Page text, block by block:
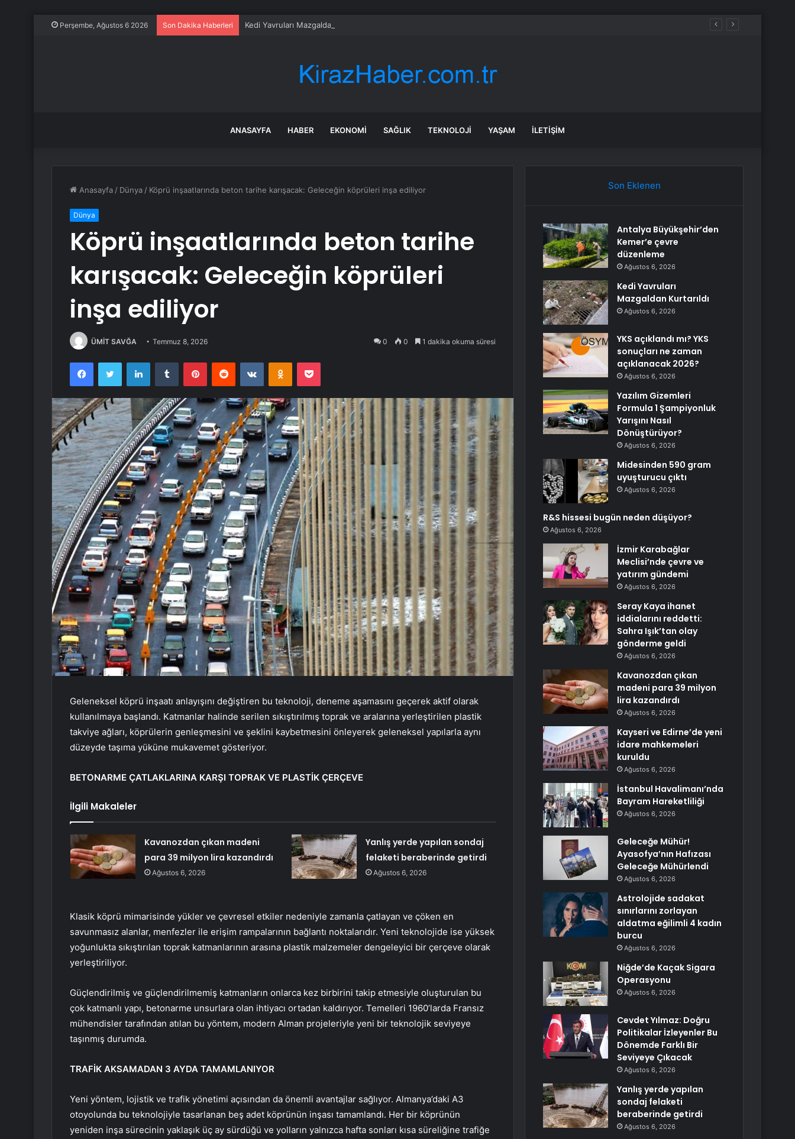
Perşembe, Ağustos 6 2026 Son Dakika Haberleri Kedi Yavruları Mazgaldan Kurtarıldı
ANASAYFA HABER EKONOMI SAĞLIK TEKNOLOJI YAŞAM İLETIŞIM
Anasayfa / Dünya / Köprü inşaatlarında beton tarihe karışacak: Geleceğin köprüleri inşa ediliyor
Dünya
Köprü inşaatlarında beton tarihe
karışacak: Geleceğin köprüleri
inşa ediliyor
ÜMİT SAVĞA Temmuz 8, 2026 0 0 1 dakika okuma süresi
FacebookTwitter LinkedInTumblr PinterestReddit VKontakteOdnoklassniki
Pocket
Geleneksel köprü inşaatı anlayışını değiştiren bu teknoloji, deneme aşamasını geçerek aktif olarak
kullanılmaya başlandı. Katmanlar halinde serilen sıkıştırılmış toprak ve aralarına yerleştirilen plastik
takviye ağları, köprülerin genleşmesini ve şeklini kaybetmesini önleyerek geleneksel yapılarla aynı
düzeyde taşıma yüküne mukavemet gösteriyor.
BETONARME ÇATLAKLARINA KARŞI TOPRAK VE PLASTİK ÇERÇEVE
İlgili Makaleler
Kavanozdan çıkan madeni
para 39 milyon lira kazandırdı
Ağustos 6, 2026
Yanlış yerde yapılan sondaj
felaketi beraberinde getirdi
Ağustos 6, 2026
Klasik köprü mimarisinde yükler ve çevresel etkiler nedeniyle zamanla çatlayan ve çöken en
savunmasız alanlar, menfezler ile erişim rampalarının bağlantı noktalarıdır. Yeni teknolojide ise yüksek
yoğunlukta sıkıştırılan toprak katmanlarının arasına plastik malzemeler dengeleyici bir çerçeve olarak
yerleştiriliyor.
Güçlendirilmiş ve güçlendirilmemiş katmanların onlarca kez birbirini takip etmesiyle oluşturulan bu
çok katmanlı yapı, betonarme unsurlara olan ihtiyacı ortadan kaldırıyor. Temelleri 1960’larda Fransız
mühendisler tarafından atılan bu yöntem, modern Alman projeleriyle yeni bir teknolojik seviyeye
taşınmış durumda.
TRAFİK AKSAMADAN 3 AYDA TAMAMLANIYOR
Yeni yöntem, lojistik ve trafik yönetimi açısından da önemli avantajlar sağlıyor. Almanya’daki A3
otoyolunda bu teknolojiyle tasarlanan beş adet köprünün inşası tamamlandı. Her bir köprünün
yeniden inşa sürecinin yaklaşık üç ay sürdüğü ve yolların yalnızca hafta sonları kısa süreliğine trafiğe
Son Eklenen
Antalya Büyükşehir’den
Kemer’e çevre
düzenleme
Ağustos 6, 2026
Kedi Yavruları
Mazgaldan Kurtarıldı
Ağustos 6, 2026
YKS açıklandı mı? YKS
sonuçları ne zaman
açıklanacak 2026?
Ağustos 6, 2026
Yazılım Gizemleri
Formula 1 Şampiyonluk
Yarışını Nasıl
Dönüştürüyor?
Ağustos 6, 2026
Midesinden 590 gram
uyuşturucu çıktı
Ağustos 6, 2026
R&S hissesi bugün neden düşüyor?
Ağustos 6, 2026
İzmir Karabağlar
Meclisi’nde çevre ve
yatırım gündemi
Ağustos 6, 2026
Seray Kaya ihanet
iddialarını reddetti:
Sahra Işık’tan olay
gönderme geldi
Ağustos 6, 2026
Kavanozdan çıkan
madeni para 39 milyon
lira kazandırdı
Ağustos 6, 2026
Kayseri ve Edirne’de yeni
idare mahkemeleri
kuruldu
Ağustos 6, 2026
İstanbul Havalimanı’nda
Bayram Hareketliliği
Ağustos 6, 2026
Geleceğe Mühür!
Ayasofya’nın Hafızası
Geleceğe Mühürlendi
Ağustos 6, 2026
Astrolojide sadakat
sınırlarını zorlayan
aldatma eğilimli 4 kadın
burcu
Ağustos 6, 2026
Niğde’de Kaçak Sigara
Operasyonu
Ağustos 6, 2026
Cevdet Yılmaz: Doğru
Politikalar İzleyenler Bu
Dönemde Farklı Bir
Seviyeye Çıkacak
Ağustos 6, 2026
Yanlış yerde yapılan
sondaj felaketi
beraberinde getirdi
Ağustos 6, 2026